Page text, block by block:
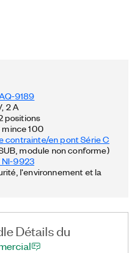
De plus, l’offre groupée
FlexLogger Lite, logiciel
de NI, et inclut des API
LabVIEW, Python, C/C++,
9189
2 A
positions
mince 100
contrainte/en pont Série C
module non conforme)
NI-9923
l'environnement et la
Détails du